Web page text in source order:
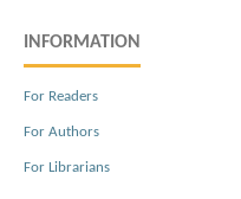
INFORMATION
For Readers
For Authors
For Librarians